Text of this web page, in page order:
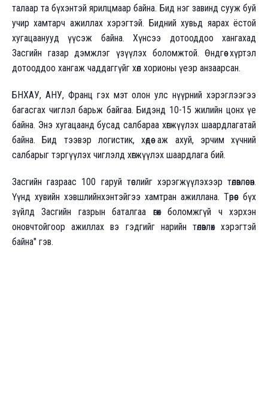
талаар та бүхэнтэй ярилцмаар байна. Бид нэг завинд сууж буй
учир хамтарч ажиллах хэрэгтэй. Бидний хувьд яарах ёстой
хугацаанууд үүсэж байна. Хүнсээ дотооддоо хангахад
Засгийн газар дэмжлэг үзүүлэх боломжтой. Өндгөө хүртэл
дотооддоо хангаж чаддаггүйг хөл хорионы үеэр анзаарсан.
БНХАУ, АНУ, Франц гэх мэт олон улс нүүрний хэрэглээгээ
багасгах чиглэл барьж байгаа. Бидэнд 10-15 жилийн цонх үе
байна. Энэ хугацаанд бусад салбараа хөгжүүлэх шаардлагатай
байна. Бид тээвэр логистик, хөдөө аж ахуй, эрчим хүчний
салбарыг тэргүүлэх чиглэлд хөгжүүлэх шаардлага бий.
Засгийн газраас 100 гаруй төслийг хэрэгжүүлэхээр төлөвлөсөн.
Үүнд хувийн хэвшлийнхэнтэйгээ хамтран ажиллана. Төрөөс бүх
зүйлд Засгийн газрын баталгаа өгөх боломжгүй ч хэрхэн
оновчтойгоор ажиллах вэ гэдгийг нарийн төлөвлөх хэрэгтэй
байна" гэв.